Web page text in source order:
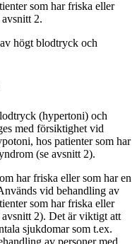
som har friska eller
2.
högt blodtryck och
(hypertoni) och
med försiktighet vid
hos patienter som har
(se avsnitt 2).
har friska eller som har en
vid behandling av
som har friska eller
2). Det är viktigt att
sjukdomar som t.ex.